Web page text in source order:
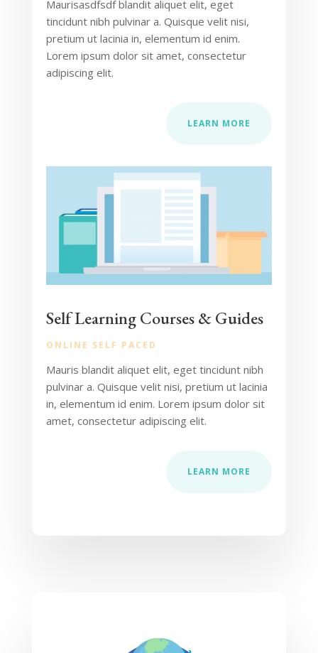
Maurisasdfsdf blandit aliquet elit, eget
tincidunt nibh pulvinar a. Quisque velit nisi,
pretium ut lacinia in, elementum id enim.
Lorem ipsum dolor sit amet, consectetur
adipiscing elit.
LEARN MORE
Self Learning Courses & Guides
ONLINE SELF PACED
Mauris blandit aliquet elit, eget tincidunt nibh
pulvinar a. Quisque velit nisi, pretium ut lacinia
in, elementum id enim. Lorem ipsum dolor sit
amet, consectetur adipiscing elit.
LEARN MORE